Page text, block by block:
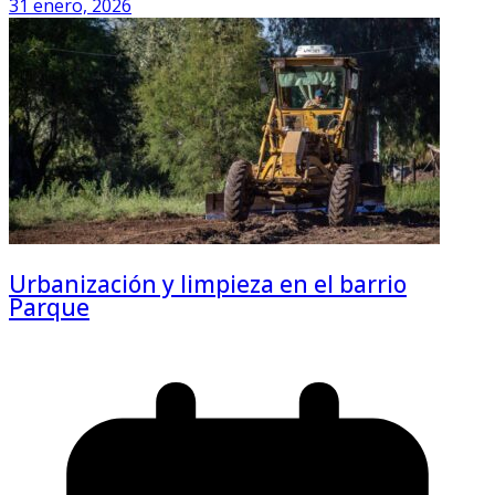
31 enero, 2026
Urbanización y limpieza en el barrio
Parque